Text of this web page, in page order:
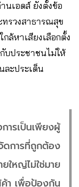
นเอดส์ ยังตั้งข้อ
ทรวงสาธารณสุข
กล้หาเสียงเลือกตั้ง
บประชาชนไม่ให้
ละประเด็น
การเป็นเพียงผู้
ดการที่ถูกต้อง
ใหญ่ไม่ใช่มาย
ค้า เพื่อป้องกัน